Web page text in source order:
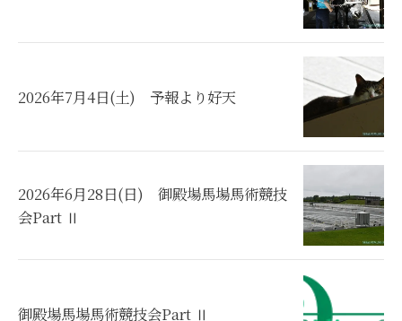
2026年7月4日(土) 予報より好天
2026年6月28日(日) 御殿場馬場馬術競技
会Part Ⅱ
御殿場馬場馬術競技会Part Ⅱ